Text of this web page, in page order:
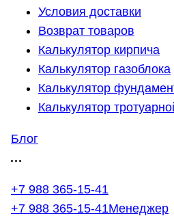
Условия доставки
Возврат товаров
Калькулятор кирпича
Калькулятор газоблока
Калькулятор
Калькулятор
Блог
+7 988 365-15-41
+7 988 365-15-41Менеджер